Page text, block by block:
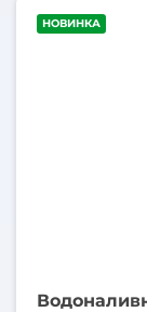
НОВИНКА